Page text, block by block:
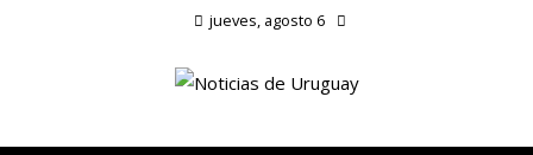
jueves, agosto 6